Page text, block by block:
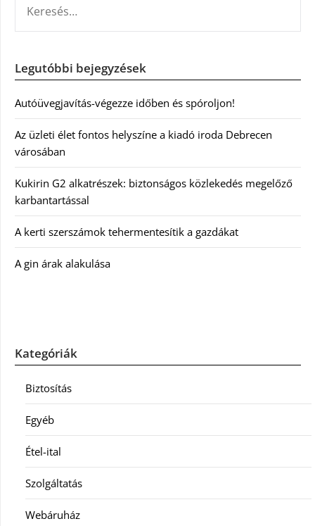
Legutóbbi bejegyzések
Autóüvegjavítás-végezze időben és spóroljon!
Az üzleti élet fontos helyszíne a kiadó iroda Debrecen
városában
Kukirin G2 alkatrészek: biztonságos közlekedés megelőző
karbantartással
A kerti szerszámok tehermentesítik a gazdákat
A gin árak alakulása
Kategóriák
Biztosítás
Egyéb
Étel-ital
Szolgáltatás
Webáruház